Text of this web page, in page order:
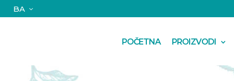
BA
POČETNA PROIZVODI